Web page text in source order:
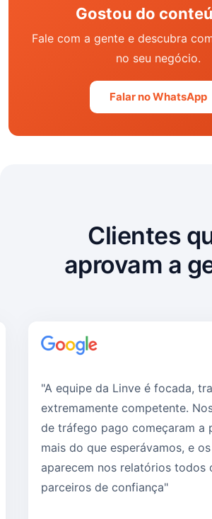
Gostou do
Fale com a gente e descubra
no seu negócio.
Falar no WhatsApp
Clientes
aprovam a
"A equipe da Linve é focada,
extremamente competente.
de tráfego pago começaram a
mais do que esperávamos, e
aparecem nos relatórios todos
parceiros de confiança"